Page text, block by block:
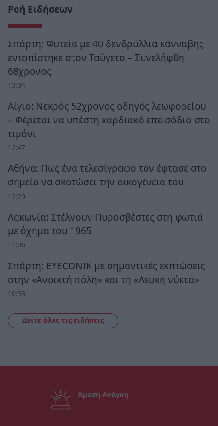
Ροή Ειδήσεων
Σπάρτη: Φυτεία με 40 δενδρύλλια κάνναβης
εντοπίστηκε στον Ταΰγετο – Συνελήφθη
68χρονος
13:04
Αίγιο: Νεκρός 52χρονος οδηγός λεωφορείου
– Φέρεται να υπέστη καρδιακό επεισόδιο στο
τιμόνι
12:47
Αθήνα: Πως ένα τελεσίγραφο τον έφτασε στο
σημείο να σκοτώσει την οικογένεια του
12:29
Λακωνία: Στέλνουν Πυροσβέστες στη φωτιά
με όχημα του 1965
11:06
Σπάρτη: EYECONIK με σημαντικές εκπτώσεις
στην «Ανοικτή πόλη» και τη «Λευκή νύκτα»
10:53
Δείτε όλες τις ειδήσεις
Άμεση Ανάγκη